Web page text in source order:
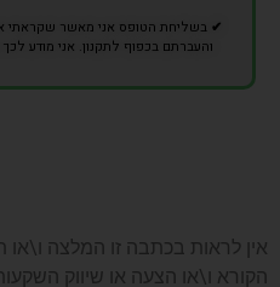
✔ בשליחת הטופס אני מאשר שקראתי
והעברתם בכפוף לתקנון. אני מודע
אין לראות בכתבה זו המלצה
הקורא ו\או הצעה או שיווק